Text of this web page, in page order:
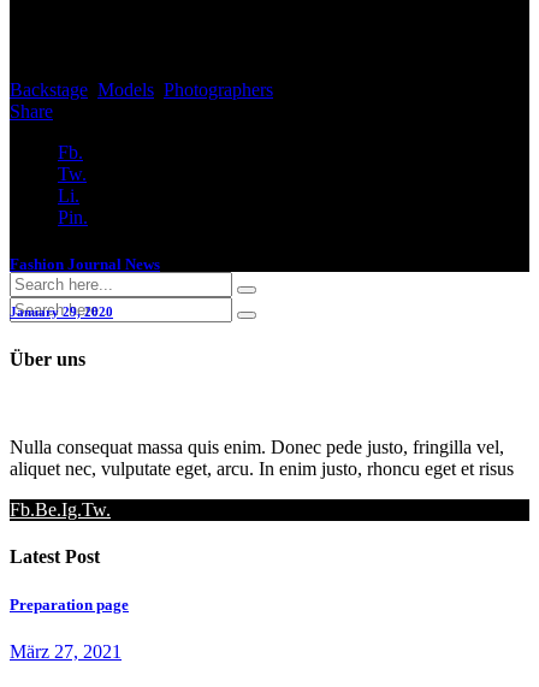
Backstage Models Photographers
Share
Fb.
Tw.
Li.
Pin.
Fashion Journal News
January 29, 2020
Über uns
Nulla consequat massa quis enim. Donec pede justo, fringilla vel,
aliquet nec, vulputate eget, arcu. In enim justo, rhoncu eget et risus
Fb.Be.Ig.Tw.
Latest Post
Preparation page
März 27, 2021